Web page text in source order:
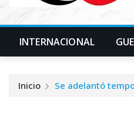
INTERNACIONAL
Inicio Se adelantó